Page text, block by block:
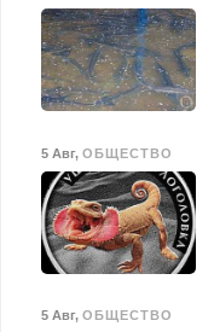
5 Авг, ОБЩЕСТВО
5 Авг, ОБЩЕСТВО